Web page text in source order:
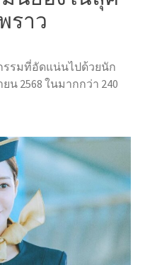
ราว
รรมที่อัดแน่นไปด้วยนัก
น 2568 ในมากกว่า 240